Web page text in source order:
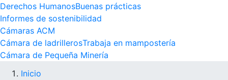
Derechos HumanosBuenas prácticas
Informes de sostenibilidad
Cámaras ACM
Cámara de ladrillerosTrabaja en mampostería
Cámara de Pequeña Minería
Inicio